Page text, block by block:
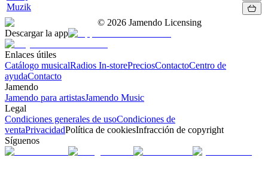
Muzik
© 2026 Jamendo Licensing
Descargar la app
Enlaces útiles
Catálogo musicalRadios In-storePreciosContactoCentro de
ayudaContacto
Jamendo
Jamendo para artistasJamendo Music
Legal
Condiciones generales de usoCondiciones de
ventaPrivacidadPolítica de cookiesInfracción de copyright
Síguenos